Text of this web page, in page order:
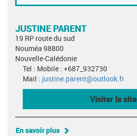
JUSTINE PARENT
19 RP route du sud
Nouméa 98800
Nouvelle-Calédonie
Tel : Mobile : +687_932730
Mail : justine.parent@outlook.fr
Visiter le site
En savoir plus